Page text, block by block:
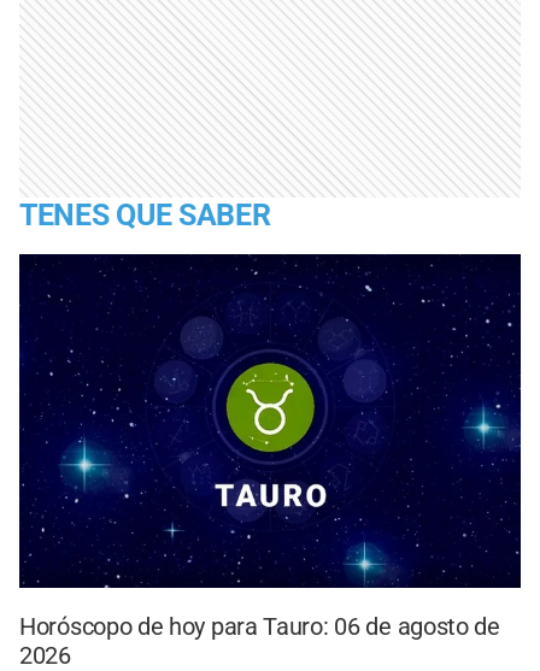
TENES QUE SABER
Horóscopo de hoy para Tauro: 06 de agosto de
2026